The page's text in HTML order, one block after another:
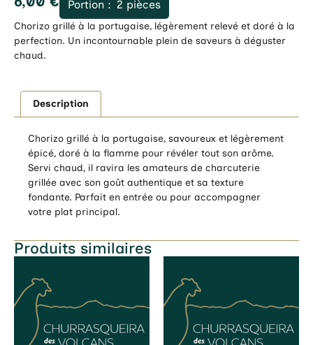
Portion : 2 pièces
Chorizo grillé à la portugaise, légèrement relevé et doré à la
perfection. Un incontournable plein de saveurs à déguster
chaud.
Description
Chorizo grillé à la portugaise, savoureux et légèrement
épicé, doré à la flamme pour révéler tout son arôme.
Servi chaud, il ravira les amateurs de charcuterie
grillée avec son goût authentique et sa texture
fondante. Parfait en entrée ou pour accompagner
votre plat principal.
Produits similaires